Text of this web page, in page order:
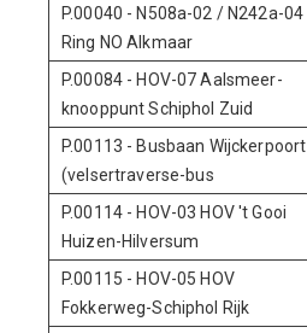
P.00040 - N508a-02 / N242a-04
Ring NO Alkmaar
P.00084 - HOV-07 Aalsmeer-
knooppunt Schiphol Zuid
P.00113 - Busbaan Wijckerpoort
(velsertraverse-bus
P.00114 - HOV-03 HOV 't Gooi
Huizen-Hilversum
P.00115 - HOV-05 HOV
Fokkerweg-Schiphol Rijk